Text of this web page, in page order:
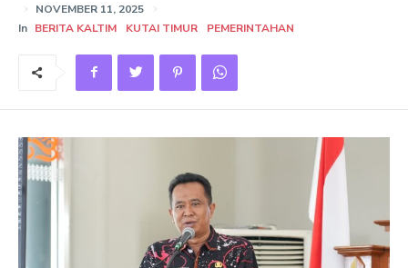
NOVEMBER 11, 2025
In BERITA KALTIM KUTAI TIMUR PEMERINTAHAN